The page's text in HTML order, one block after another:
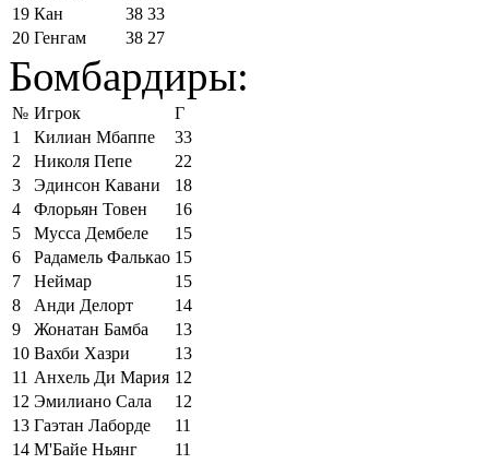
19 Кан 38 33
20 Генгам 38 27
Бомбардиры:
№ Игрок
Г
1
Килиан Мбаппе
33
2
Николя Пепе
22
3
Эдинсон Кавани
18
4
Флорьян Товен
16
5
Мусса Дембеле
15
6
Радамель Фалькао 15
7
Неймар
15
8
Анди Делорт
14
9
Жонатан Бамба
13
10 Вахби Хазри
13
11 Анхель Ди Мария 12
12 Эмилиано Сала
12
13 Гаэтан Лаборде
11
14 М'Байе Ньянг
11